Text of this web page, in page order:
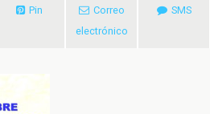
Pin
Correo
electrónico
SMS